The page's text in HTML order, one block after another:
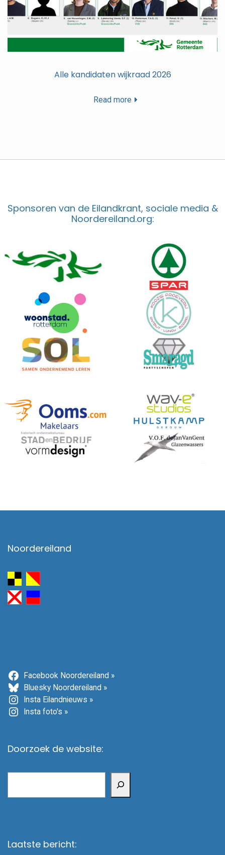
Alle kandidaten wijkraad 2026
Read more
Sponsoren van de Eilandkrant, sociale media &
Noordereiland.org:
Noordereiland
Facebook Noordereiland »
Bluesky Noordereiland »
Insta Eilandnieuws »
Insta foto's »
Doorzoek de website:
Laatste bericht: